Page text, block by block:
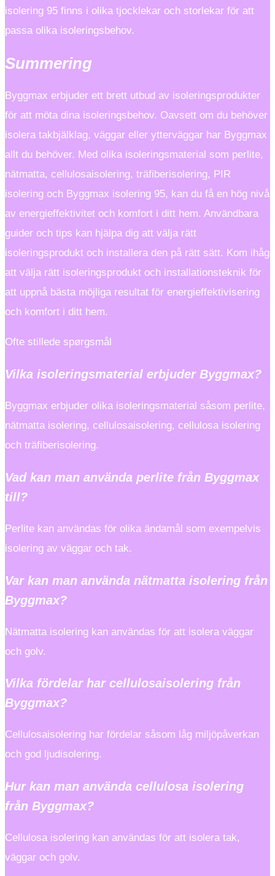
isolering 95 finns i olika tjocklekar och storlekar för att
passa olika isoleringsbehov.
Summering
Byggmax erbjuder ett brett utbud av isoleringsprodukter
för att möta dina isoleringsbehov. Oavsett om du behöver
isolera takbjälklag, väggar eller ytterväggar har Byggmax
allt du behöver. Med olika isoleringsmaterial som perlite,
nätmatta, cellulosaisolering, träfiberisolering, PIR
isolering och Byggmax isolering 95, kan du få en hög nivå
av energieffektivitet och komfort i ditt hem. Användbara
guider och tips kan hjälpa dig att välja rätt
isoleringsprodukt och installera den på rätt sätt. Kom ihåg
att välja rätt isoleringsprodukt och installationsteknik för
att uppnå bästa möjliga resultat för energieffektivisering
och komfort i ditt hem.
Ofte stillede spørgsmål
Vilka isoleringsmaterial erbjuder Byggmax?
Byggmax erbjuder olika isoleringsmaterial såsom perlite,
nätmatta isolering, cellulosaisolering, cellulosa isolering
och träfiberisolering.
Vad kan man använda perlite från Byggmax
till?
Perlite kan användas för olika ändamål som exempelvis
isolering av väggar och tak.
Var kan man använda nätmatta isolering från
Byggmax?
Nätmatta isolering kan användas för att isolera väggar
och golv.
Vilka fördelar har cellulosaisolering från
Byggmax?
Cellulosaisolering har fördelar såsom låg miljöpåverkan
och god ljudisolering.
Hur kan man använda cellulosa isolering
från Byggmax?
Cellulosa isolering kan användas för att isolera tak,
väggar och golv.